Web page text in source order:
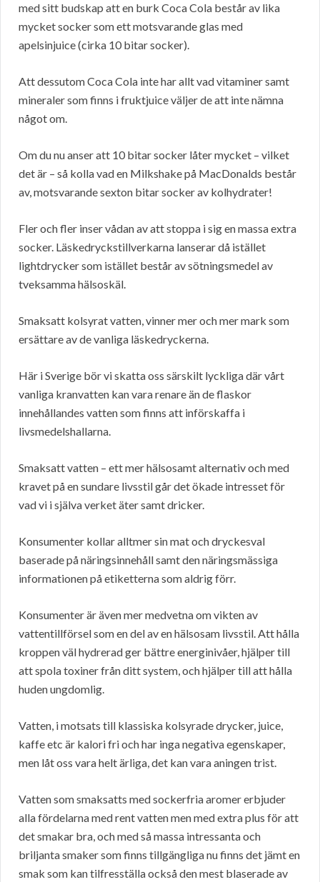
med sitt budskap att en burk Coca Cola består av lika
mycket socker som ett motsvarande glas med
apelsinjuice (cirka 10 bitar socker).
Att dessutom Coca Cola inte har allt vad vitaminer samt
mineraler som finns i fruktjuice väljer de att inte nämna
något om.
Om du nu anser att 10 bitar socker låter mycket – vilket
det är – så kolla vad en Milkshake på MacDonalds består
av, motsvarande sexton bitar socker av kolhydrater!
Fler och fler inser vådan av att stoppa i sig en massa extra
socker. Läskedryckstillverkarna lanserar då istället
lightdrycker som istället består av sötningsmedel av
tveksamma hälsoskäl.
Smaksatt kolsyrat vatten, vinner mer och mer mark som
ersättare av de vanliga läskedryckerna.
Här i Sverige bör vi skatta oss särskilt lyckliga där vårt
vanliga kranvatten kan vara renare än de flaskor
innehållandes vatten som finns att införskaffa i
livsmedelshallarna.
Smaksatt vatten – ett mer hälsosamt alternativ och med
kravet på en sundare livsstil går det ökade intresset för
vad vi i själva verket äter samt dricker.
Konsumenter kollar alltmer sin mat och dryckesval
baserade på näringsinnehåll samt den näringsmässiga
informationen på etiketterna som aldrig förr.
Konsumenter är även mer medvetna om vikten av
vattentillförsel som en del av en hälsosam livsstil. Att hålla
kroppen väl hydrerad ger bättre energinivåer, hjälper till
att spola toxiner från ditt system, och hjälper till att hålla
huden ungdomlig.
Vatten, i motsats till klassiska kolsyrade drycker, juice,
kaffe etc är kalori fri och har inga negativa egenskaper,
men låt oss vara helt ärliga, det kan vara aningen trist.
Vatten som smaksatts med sockerfria aromer erbjuder
alla fördelarna med rent vatten men med extra plus för att
det smakar bra, och med så massa intressanta och
briljanta smaker som finns tillgängliga nu finns det jämt en
smak som kan tilfresställa också den mest blaserade av